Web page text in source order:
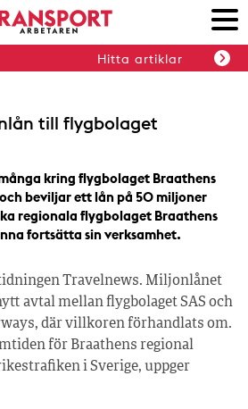
Hitta artiklar
till flygbolaget
kring flygbolaget Braathens
och beviljar ett lån på 50 miljoner
regionala flygbolaget Braathens
fortsätta sin verksamhet.
Travelnews. Miljonlånet
avtal mellan flygbolaget SAS och
där villkoren förhandlats om.
för Braathens regional
i Sverige, uppger